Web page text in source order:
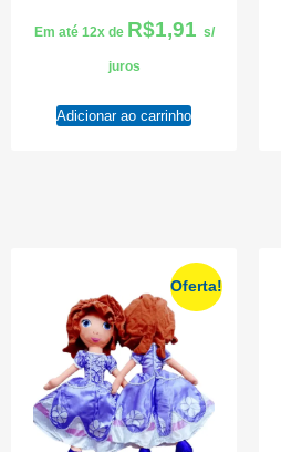
Em até 12x de R$1,91 s/
juros
Adicionar ao carrinho
Oferta!